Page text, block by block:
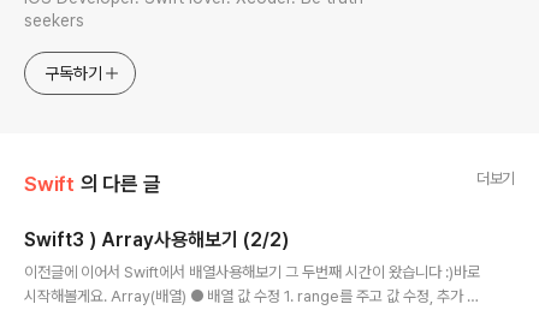
seekers
구독하기
Swift 의 다른 글 더보기
Swift3 ) Array사용해보기 (2/2)
이전글에 이어서 Swift에서 배열사용해보기 그 두번째 시간이 왔습니다 :)바로
시작해볼게요. Array(배열) ● 배열 값 수정 1. range를 주고 값 수정, 추가 저